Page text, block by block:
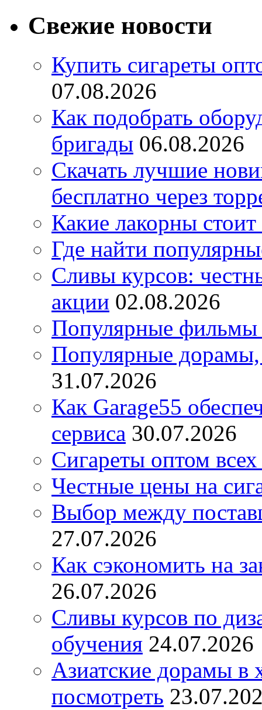
Свежие новости
Купить сигареты
07.08.2026
Как подобрать
бригады 06.08.2026
Скачать лучшие
бесплатно через
Какие лакорны стоит
Где найти
Сливы курсов:
акции 02.08.2026
Популярные фильмы
Популярные дорамы,
31.07.2026
Как Garage55
сервиса 30.07.2026
Сигареты оптом
Честные цены на
Выбор между
27.07.2026
Как сэкономить на
26.07.2026
Сливы курсов по
обучения 24.07.2026
Азиатские дорамы в
посмотреть